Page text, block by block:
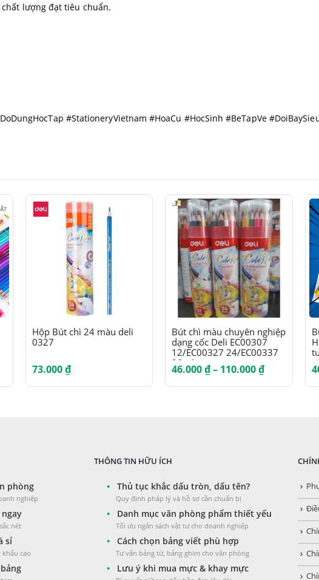
lượng đạt tiêu chuẩn.
#StationeryVietnam #HoaCu #HocSinh #BeTapVe
Hộp Bút chì 24 màu deli
0327
73.000₫
Sản phẩm này có nhiều biến thể. Các tùy chọn có thể được chọn trên trang sản phẩm
Bút chì màu chuyên nghiệp
dạng cốc Deli EC00307
12/EC00327 24/EC00337
36màu
46.000₫– 110.000₫Khoảng
từ
Sản phẩm này có nhiều
phòng
nghiệp
nét
sỉ
cao
THÔNG TIN HỮU ÍCH
• Thủ tục khắc dấu tròn, dấu tên?
Quy định pháp lý và hồ sơ cần chuẩn bị
• Danh mục văn phòng phẩm thiết yếu
Tối ưu ngân sách vật tư cho doanh nghiệp
• Cách chọn bảng viết phù hợp
Tư vấn bảng từ, bảng ghim cho văn phòng
• Lưu ý khi mua mực & khay mực